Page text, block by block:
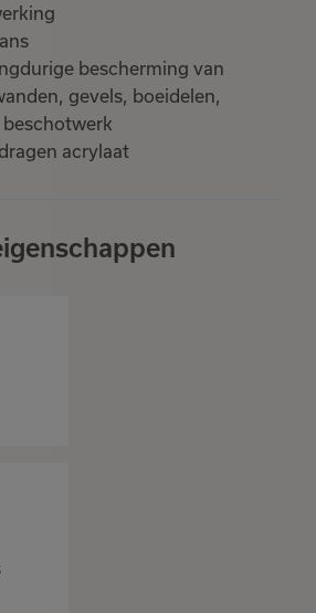
bescherming van
gevels, boeidelen,
acrylaat